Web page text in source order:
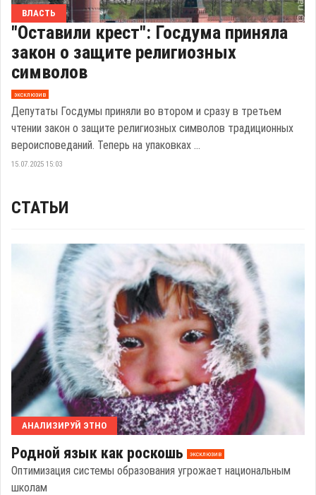
ВЛАСТЬ
"Оставили крест": Госдума приняла
закон о защите религиозных
символов
эксклюзив
Депутаты Госдумы приняли во втором и сразу в третьем
чтении закон о защите религиозных символов традиционных
вероисповеданий. Теперь на упаковках ...
15.07.2025 15:03
СТАТЬИ
АНАЛИЗИРУЙ ЭТНО
Родной язык как роскошь эксклюзив
Оптимизация системы образования угрожает национальным
школам